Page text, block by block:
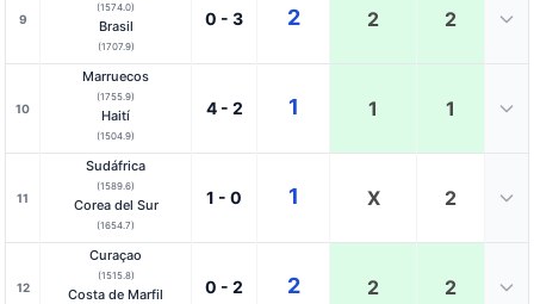
9
(1574.0)
Brasil
(1707.9)
0 - 3 2 2 2
10
Marruecos
(1755.9)
Haití
(1504.9)
4 - 2 1 1 1
11
Sudáfrica
(1589.6)
Corea del Sur
(1654.7)
1 - 0 1 X 2
12
Curaçao
(1515.8)
Costa de Marfil 0 - 2 2 2 2